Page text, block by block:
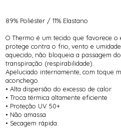
89% Poliéster / 11% Elastano
O Thermo é um tecido que favorece o
protege contra o frio, vento e
aquecido, não bloqueia a passagem
transpiração (respirabilidade).
Apeluciado internamente, com toque
aconchego.
• Alta dispersão do excesso de calor
• Troca térmica altamente eficiente
• Proteção UV 50+
• Não amassa
• Secagem rápida.